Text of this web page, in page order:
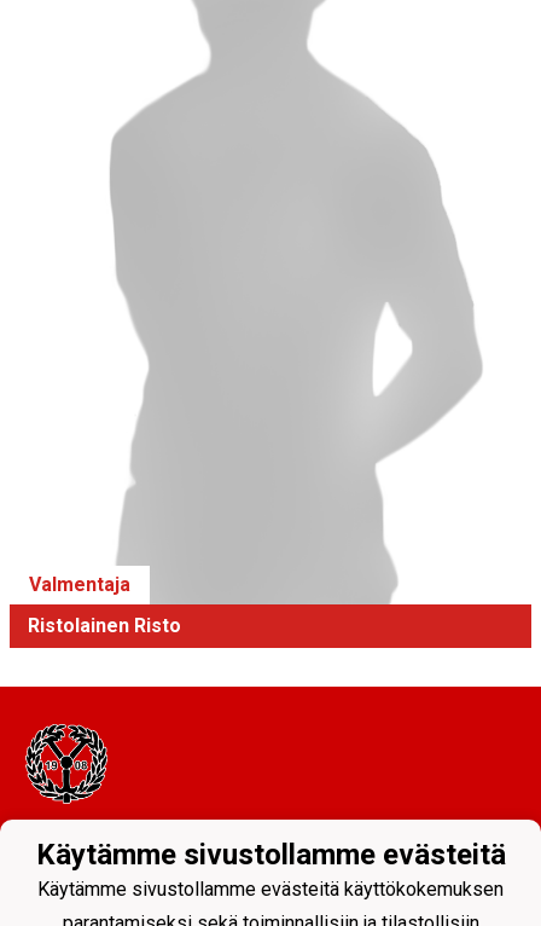
Valmentaja
Ristolainen Risto
Tietosuojaseloste
Muuramen Yritys ry
Käytämme sivustollamme evästeitä
Käytämme sivustollamme evästeitä käyttökokemuksen